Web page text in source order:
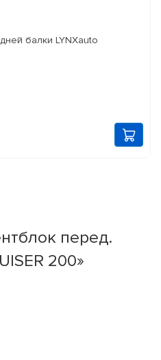
балки LYNXauto
перед.
200»